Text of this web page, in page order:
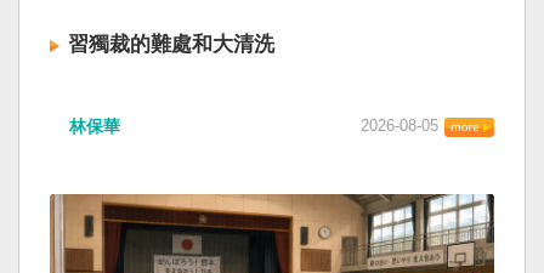
習獨裁的難處和大清洗
林保華 2026-08-05